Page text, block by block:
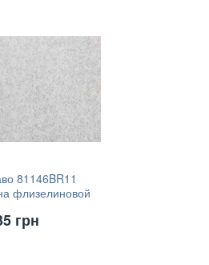
81146BR11
флизелиновой
грн